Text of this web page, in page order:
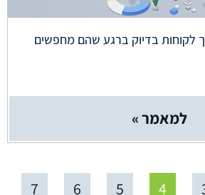
לקוחות בדיוק ברגע שהם מחפשים
למאמר »
4
5
6
7